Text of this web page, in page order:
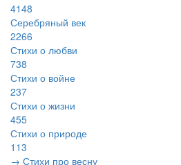
4148
Серебряный век
2266
Стихи о любви
738
Стихи о войне
237
Стихи о жизни
455
Стихи о природе
113
→ Стихи про весну